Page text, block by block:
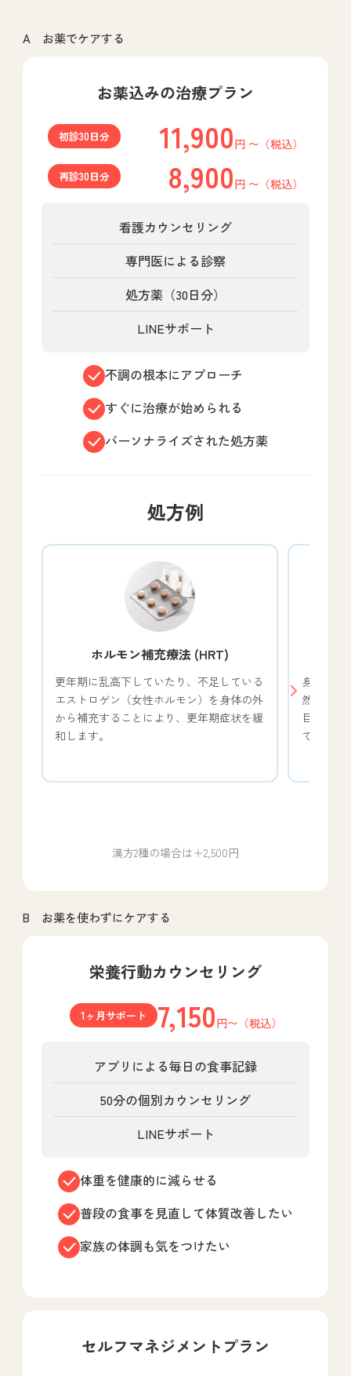
A お薬でケアする
お薬込みの治療プラン
初診30日分 11,900円 〜（税込）
再診30日分 8,900円 〜（税込）
看護カウンセリング
専門医による診察
処方薬（30日分）
LINEサポート
不調の根本にアプローチ
すぐに治療が始められる
パーソナライズされた処方薬
処方例
ホルモン補充療法 (HRT)
更年期に乱高下していたり、不足している
エストロゲン（女性ホルモン）を身体の外
から補充することにより、更年期症状を緩
和します。
身体のバ
然治癒力
目指しま
てパーソ
漢方2種の場合は＋2,500円
B お薬を使わずにケアする
栄養行動カウンセリング
1ヶ月サポート 7,150円〜（税込）
アプリによる毎日の食事記録
50分の個別カウンセリング
LINEサポート
体重を健康的に減らせる
普段の食事を見直して体質改善したい
家族の体調も気をつけたい
セルフマネジメントプラン